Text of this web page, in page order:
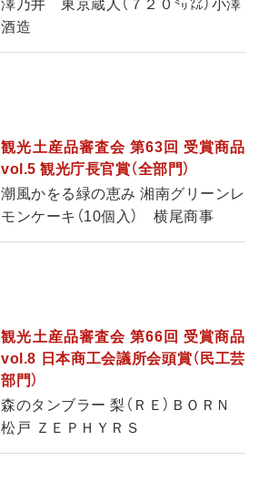
澤乃井 東京蔵人（７２０㍉㍑）小澤
酒造
観光土産品審査会 第63回 受賞商品
vol.5 観光庁長官賞（全部門）
潮風かをる緑の恵み 湘南グリーンレ
モンケーキ（10個入） 横尾商事
観光土産品審査会 第66回 受賞商品
vol.8 日本商工会議所会頭賞（民工芸
部門）
森のタンブラー 梨（ＲＥ）ＢＯＲＮ
松戸 ＺＥＰＨＹＲＳ